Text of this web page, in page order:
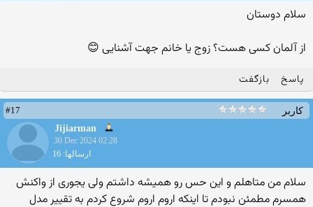
سلام دوستان
از آلمان کسی هست؟ زوج یا خانم جهت آشنایی 😊
پاسخ بازگفت
کاربر
#17
Jijiarman
30 Dec 2024 02:28
ارسالها: 16
سلام من متاهلم و این حس رو همیشه داشتم ولی یجوری از واکنش
همسرم مطمئن نبودم تا اینکه اروم اروم شروع کردم به تقییر مدل